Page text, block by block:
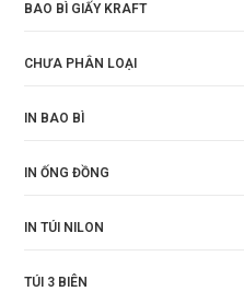
BAO BÌ GIẤY KRAFT
CHƯA PHÂN LOẠI
IN BAO BÌ
IN ỐNG ĐỒNG
IN TÚI NILON
TÚI 3 BIÊN